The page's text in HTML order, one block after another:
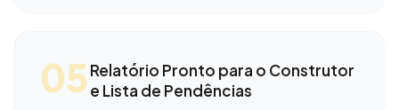
05Relatório Pronto para o Construtor
e Lista de Pendências